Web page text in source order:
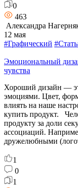
0
463
Александра
12 мая
#Графический
Эмоциональный
чувства
Хороший дизайн —
эмоциями. Цвет,
влиять на наше
купить продукт.
продукту за доли
ассоциаций.
дружелюбными
1
0
1